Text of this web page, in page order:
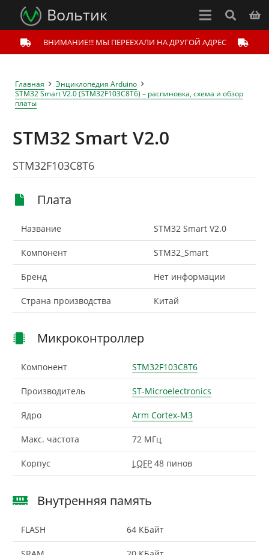
Вольтик
ВНИМАНИЕ!!! МЫ ПЕРЕЕХАЛИ НА ДРУГОЙ АДРЕС
Главная
Энциклопедия Arduino
STM32 Smart V2.0 (STM32F103C8T6) – распиновка, схема и обзор
платы
STM32 Smart V2.0
STM32F103C8T6
Плата
Название STM32 Smart V2.0
Компонент STM32_Smart
Бренд Нет информации
Страна производства Китай
Микроконтроллер
Компонент STM32F103C8T6
Производитель ST-Microelectronics
Ядро Arm Cortex-M3
Макс. частота 72 МГц
Корпус LQFP 48 пинов
Внутренняя память
FLASH 64 КБайт